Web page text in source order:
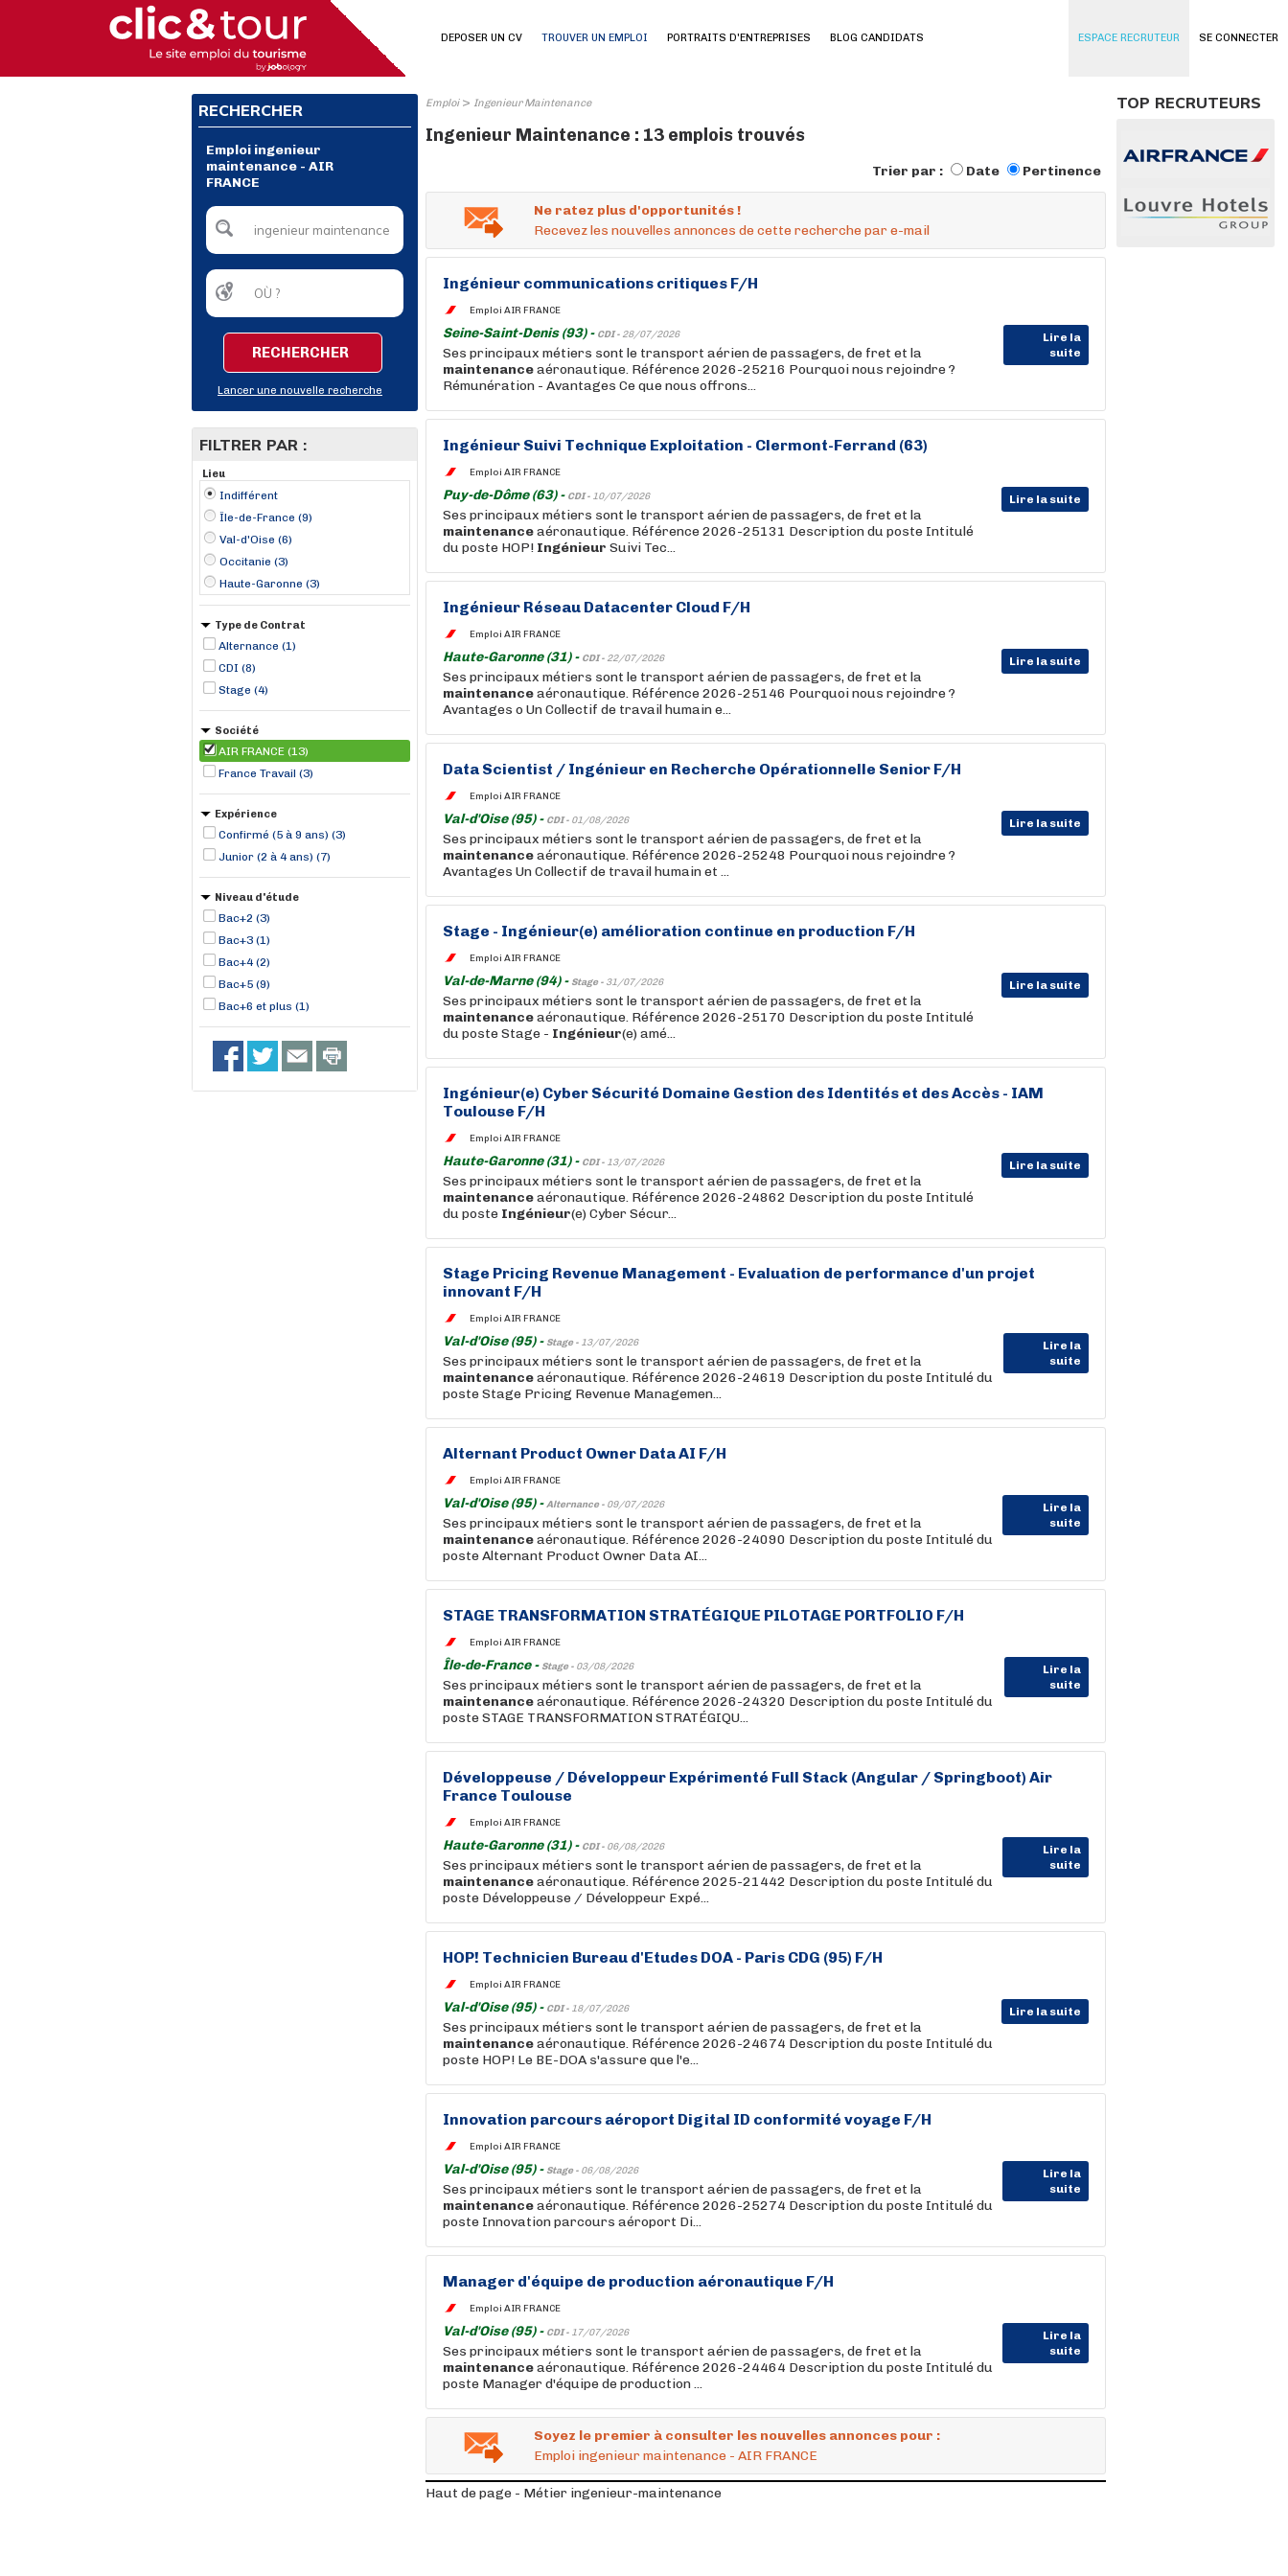
SE CONNECTER
DEPOSER UN CV TROUVER UN EMPLOI PORTRAITS D'ENTREPRISES BLOG CANDIDATS ESPACE RECRUTEUR
RECHERCHER
Emploi ingenieur
maintenance - AIR
FRANCE
RECHERCHER
Lancer une nouvelle recherche
FILTRER PAR :
Lieu
Indifférent
Île-de-France (9)
Val-d'Oise (6)
Occitanie (3)
Haute-Garonne (3)
Type de Contrat
Alternance (1)
CDI (8)
Stage (4)
Société
AIR FRANCE (13)
France Travail (3)
Expérience
Confirmé (5 à 9 ans) (3)
Junior (2 à 4 ans) (7)
Niveau d'étude
Bac+2 (3)
Bac+3 (1)
Bac+4 (2)
Bac+5 (9)
Bac+6 et plus (1)
Emploi> Ingenieur Maintenance
Ingenieur Maintenance : 13 emplois trouvés
Trier par : Date Pertinence
Ne ratez plus d'opportunités !
Recevez les nouvelles annonces de cette recherche par e-mail
Ingénieur communications critiques F/H
Emploi AIR FRANCE
Seine-Saint-Denis (93) - CDI - 28/07/2026
Lire la
suite
Ses principaux métiers sont le transport aérien de passagers, de fret et la
maintenanceaéronautique. Référence 2026-25216 Pourquoi nous rejoindre ?
Rémunération - Avantages Ce que nous offrons...
Ingénieur Suivi Technique Exploitation - Clermont-Ferrand (63)
Emploi AIR FRANCE
Puy-de-Dôme (63) - CDI - 10/07/2026 Lire la suite
Ses principaux métiers sont le transport aérien de passagers, de fret et la
maintenanceaéronautique. Référence 2026-25131 Description du poste Intitulé
du poste HOP! Ingénieur Suivi Tec...
Ingénieur Réseau Datacenter Cloud F/H
Emploi AIR FRANCE
Haute-Garonne (31) - CDI - 22/07/2026 Lire la suite
Ses principaux métiers sont le transport aérien de passagers, de fret et la
maintenanceaéronautique. Référence 2026-25146 Pourquoi nous rejoindre ?
Avantages o Un Collectif de travail humain e...
Data Scientist / Ingénieur en Recherche Opérationnelle Senior F/H
Emploi AIR FRANCE
Val-d'Oise (95) - CDI - 01/08/2026 Lire la suite
Ses principaux métiers sont le transport aérien de passagers, de fret et la
maintenanceaéronautique. Référence 2026-25248 Pourquoi nous rejoindre ?
Avantages Un Collectif de travail humain et ...
Stage - Ingénieur(e) amélioration continue en production F/H
Emploi AIR FRANCE
Val-de-Marne (94) - Stage - 31/07/2026 Lire la suite
Ses principaux métiers sont le transport aérien de passagers, de fret et la
maintenanceaéronautique. Référence 2026-25170 Description du poste Intitulé
du poste Stage - Ingénieur(e) amé...
Ingénieur(e) Cyber Sécurité Domaine Gestion des Identités et des Accès - IAM
Toulouse F/H
Emploi AIR FRANCE
Haute-Garonne (31) - CDI - 13/07/2026 Lire la suite
Ses principaux métiers sont le transport aérien de passagers, de fret et la
maintenanceaéronautique. Référence 2026-24862 Description du poste Intitulé
du poste Ingénieur(e) Cyber Sécur...
Stage Pricing Revenue Management - Evaluation de performance d'un projet
innovant F/H
Emploi AIR FRANCE
Val-d'Oise (95) - Stage - 13/07/2026
Lire la
suite
Ses principaux métiers sont le transport aérien de passagers, de fret et la
maintenanceaéronautique. Référence 2026-24619 Description du poste Intitulé du
poste Stage Pricing Revenue Managemen...
Alternant Product Owner Data AI F/H
Emploi AIR FRANCE
Val-d'Oise (95) -Alternance - 09/07/2026
Lire la
suite
Ses principaux métiers sont le transport aérien de passagers, de fret et la
maintenanceaéronautique. Référence 2026-24090 Description du poste Intitulé du
poste Alternant Product Owner Data AI...
STAGE TRANSFORMATION STRATÉGIQUE PILOTAGE PORTFOLIO F/H
Emploi AIR FRANCE
Île-de-France - Stage - 03/08/2026
Lire la
suite
Ses principaux métiers sont le transport aérien de passagers, de fret et la
maintenanceaéronautique. Référence 2026-24320 Description du poste Intitulé du
poste STAGE TRANSFORMATION STRATÉGIQU...
Développeuse / Développeur Expérimenté Full Stack (Angular / Springboot) Air
France Toulouse
Emploi AIR FRANCE
Haute-Garonne (31) - CDI - 06/08/2026
Lire la
suite
Ses principaux métiers sont le transport aérien de passagers, de fret et la
maintenanceaéronautique. Référence 2025-21442 Description du poste Intitulé du
poste Développeuse / Développeur Expé...
HOP! Technicien Bureau d'Etudes DOA - Paris CDG (95) F/H
Emploi AIR FRANCE
Val-d'Oise (95) - CDI - 18/07/2026 Lire la suite
Ses principaux métiers sont le transport aérien de passagers, de fret et la
maintenanceaéronautique. Référence 2026-24674 Description du poste Intitulé du
poste HOP! Le BE-DOA s'assure que l'e...
Innovation parcours aéroport Digital ID conformité voyage F/H
Emploi AIR FRANCE
Val-d'Oise (95) - Stage - 06/08/2026
Lire la
suite
Ses principaux métiers sont le transport aérien de passagers, de fret et la
maintenanceaéronautique. Référence 2026-25274 Description du poste Intitulé du
poste Innovation parcours aéroport Di...
Manager d'équipe de production aéronautique F/H
Emploi AIR FRANCE
Val-d'Oise (95) - CDI - 17/07/2026
Lire la
suite
Ses principaux métiers sont le transport aérien de passagers, de fret et la
maintenanceaéronautique. Référence 2026-24464 Description du poste Intitulé du
poste Manager d'équipe de production ...
Soyez le premier à consulter les nouvelles annonces pour :
Emploi ingenieur maintenance - AIR FRANCE
Haut de page - Métier ingenieur-maintenance
TOP RECRUTEURS